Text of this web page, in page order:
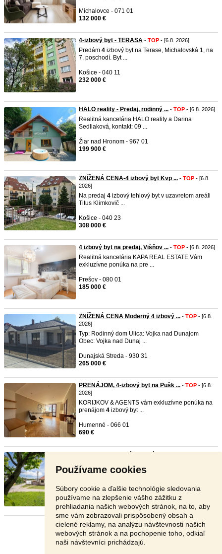
Používame cookies
Súbory cookie a ďalšie technológie sledovania
používame na zlepšenie vášho zážitku z
prehliadania našich webových stránok, na to, aby
sme vám zobrazovali prispôsobený obsah a
cielené reklamy, na analýzu návštevnosti našich
webových stránok a na pochopenie toho, odkiaľ
naši návštevníci prichádzajú.
Michalovce - 071 01
132 000 €
4-izbový byt - TERASA - TOP - [6.8. 2026]
Predám 4 izbový byt na Terase, Michalovská 1, na
7. poschodí. Byt ...
Košice - 040 11
232 000 €
HALO reality - Predaj, rodinný ... - TOP - [6.8. 2026]
Realitná kancelária HALO reality a Darina
Sedliaková, kontakt: 09 ...
Žiar nad Hronom - 967 01
199 900 €
ZNÍŽENÁ CENA-4 izbový byt Kvp ... - TOP - [6.8.
2026]
Na predaj 4 izbový tehlový byt v uzavretom areáli
Titus Klimkovič ...
Košice - 040 23
308 000 €
4 izbový byt na predaj, Višňov ... - TOP - [6.8. 2026]
Realitná kancelária KAPA REAL ESTATE Vám
exkluzívne ponúka na pre ...
Prešov - 080 01
185 000 €
ZNÍŽENÁ CENA Moderný 4 izbový ... - TOP - [6.8.
2026]
Typ: Rodinný dom Ulica: Vojka nad Dunajom
Obec: Vojka nad Dunaj ...
Dunajská Streda - 930 31
265 000 €
PRENÁJOM, 4-izbový byt na Pušk ... - TOP - [6.8.
2026]
KORIJKOV & AGENTS vám exkluzívne ponúka na
prenájom 4 izbový byt ...
Humenné - 066 01
690 €
SIERA realitná kancelária ponúka na predaj
Hlohovec - 920 56
145 000 €
Stránka: 1 2 3 Ďalšia